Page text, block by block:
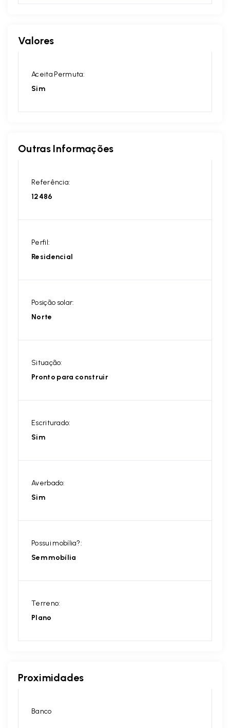
Valores
Aceita Permuta:
Sim
Outras Informações
Referência:
12486
Perfil:
Residencial
Posição solar:
Norte
Situação:
Pronto para construir
Escriturado:
Sim
Averbado:
Sim
Possui mobília?:
Sem mobília
Terreno:
Plano
Proximidades
Banco